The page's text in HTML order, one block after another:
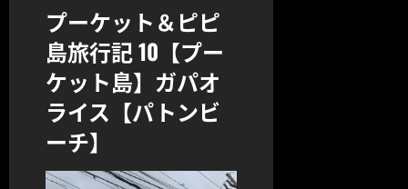
プーケット＆ピピ
島旅行記 10【プー
ケット島】ガパオ
ライス【パトンビ
ーチ】